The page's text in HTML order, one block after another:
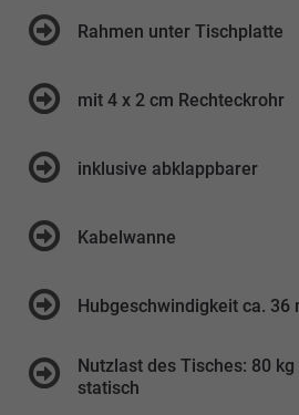
Rahmen unter Tischplatte
mit 4 x 2 cm Rechteckrohr
inklusive abklappbarer
Kabelwanne
Hubgeschwindigkeit ca. 36
Nutzlast des Tisches: 80
statisch